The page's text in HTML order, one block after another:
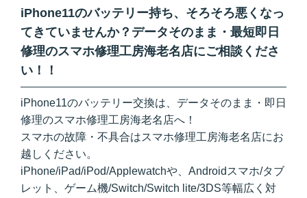
iPhone11のバッテリー持ち、そろそろ悪くなっ
てきていませんか？データそのまま・最短即日
修理のスマホ修理工房海老名店にご相談くださ
い！！
iPhone11のバッテリー交換は、データそのまま・即日
修理のスマホ修理工房海老名店へ！
スマホの故障・不具合はスマホ修理工房海老名店にお
越しください。
iPhone/iPad/iPod/Applewatchや、Androidスマホ/タブ
レット、ゲーム機/Switch/Switch lite/3DS等幅広く対